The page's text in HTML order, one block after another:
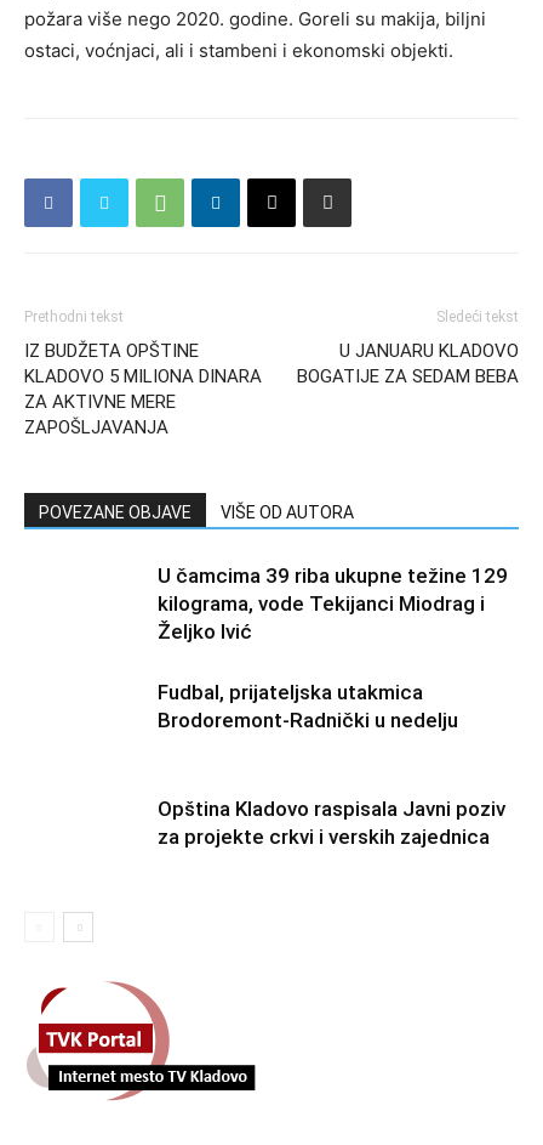
požara više nego 2020. godine. Goreli su makija, biljni
ostaci, voćnjaci, ali i stambeni i ekonomski objekti.
Prethodni tekst
IZ BUDŽETA OPŠTINE
KLADOVO 5 MILIONA DINARA
ZA AKTIVNE MERE
ZAPOŠLJAVANJA
Sledeći tekst
U JANUARU KLADOVO
BOGATIJE ZA SEDAM BEBA
POVEZANE OBJAVE VIŠE OD AUTORA
U čamcima 39 riba ukupne težine 129
kilograma, vode Tekijanci Miodrag i
Željko Ivić
Fudbal, prijateljska utakmica
Brodoremont-Radnički u nedelju
Opština Kladovo raspisala Javni poziv
za projekte crkvi i verskih zajednica